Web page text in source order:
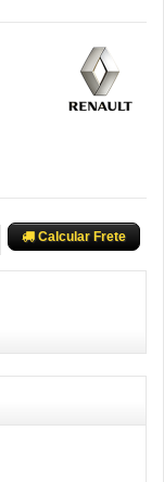
Calcular Frete